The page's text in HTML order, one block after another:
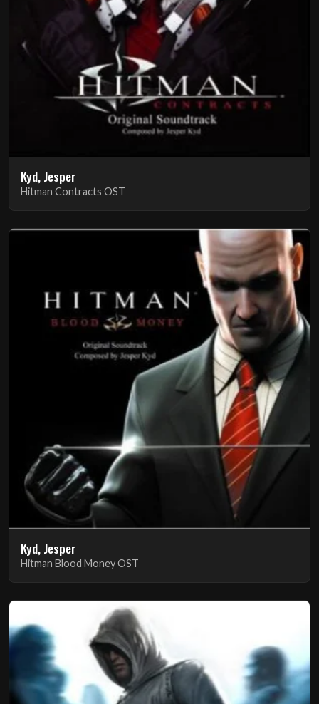
Kyd, Jesper
Hitman Contracts OST
Kyd, Jesper
Hitman Blood Money OST